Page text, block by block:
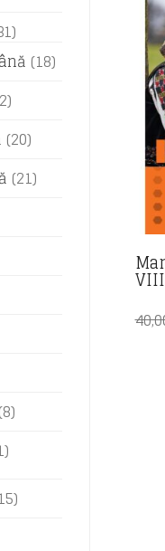
(18)
(20)
(21)
(8)